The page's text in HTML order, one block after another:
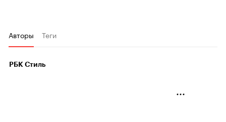
Авторы Теги
РБК Стиль